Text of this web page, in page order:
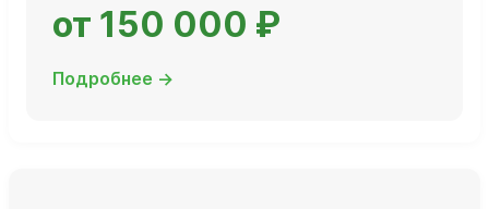
от 150 000 ₽
Подробнее →